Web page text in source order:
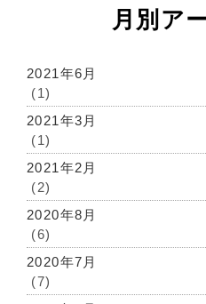
月別ア
2021年6月
(1)
2021年3月
(1)
2021年2月
(2)
2020年8月
(6)
2020年7月
(7)